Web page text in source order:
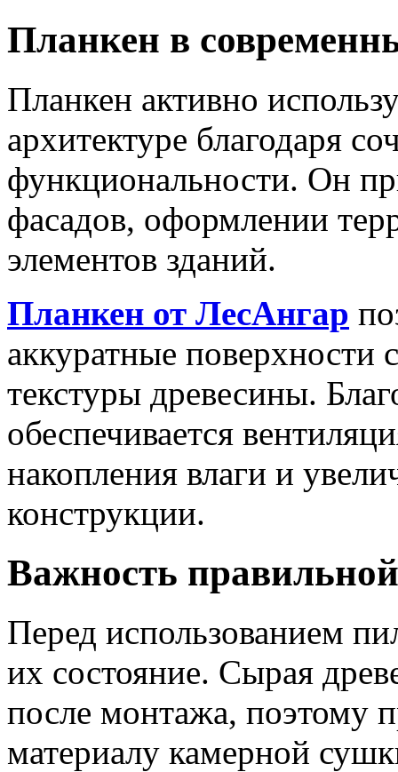
Планкен в
Планкен активно
архитектуре благодаря
функциональности. Он
фасадов, оформлении
элементов зданий.
Планкен от ЛесАнгар
аккуратные поверхности
текстуры древесины.
обеспечивается
накопления влаги и
конструкции.
Важность
Перед использованием
их состояние. Сырая
после монтажа, поэтому
материалу камерной